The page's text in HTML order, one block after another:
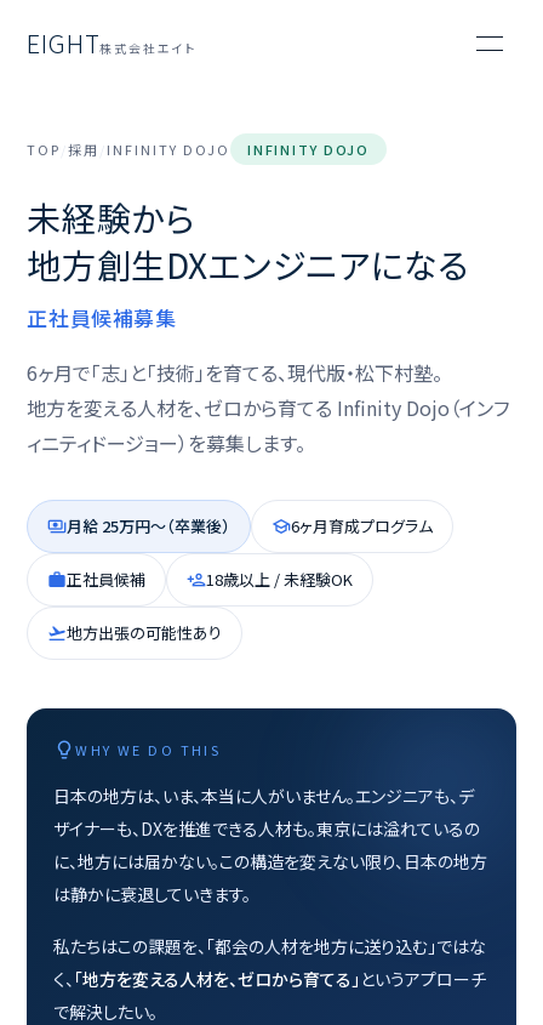
EIGHT株式会社エイト
TOP /採用 INFINITY DOJO INFINITY DOJO
未経験から
地方創生DXエンジニアになる
正社員候補募集
6ヶ月で「志」と「技術」を育てる、現代版・松下村塾。
地方を変える人材を、ゼロから育てる Infinity Dojo（インフ
ィニティドージョー）を募集します。
payments月給 25万円〜（卒業後） school6ヶ月育成プログラム
work正社員候補 person_add18歳以上 / 未経験OK
flight_takeoff地方出張の可能性あり
lightbulbWHY WE DO THIS
日本の地方は、いま、本当に人がいません。エンジニアも、デ
ザイナーも、DXを推進できる人材も。東京には溢れているの
に、地方には届かない。この構造を変えない限り、日本の地方
は静かに衰退していきます。
私たちはこの課題を、「都会の人材を地方に送り込む」ではな
く、 「地方を変える人材を、ゼロから育てる」 というアプローチ
で解決したい。